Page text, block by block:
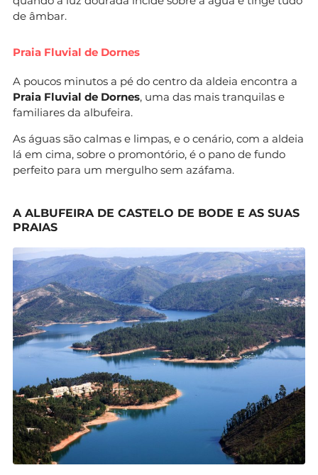
de âmbar.
Praia Fluvial de Dornes
A poucos minutos a pé do centro da aldeia encontra a
Praia Fluvial de Dornes, uma das mais tranquilas e
familiares da albufeira.
As águas são calmas e limpas, e o cenário, com a aldeia
lá em cima, sobre o promontório, é o pano de fundo
perfeito para um mergulho sem azáfama.
A ALBUFEIRA DE CASTELO DE BODE E AS SUAS
PRAIAS